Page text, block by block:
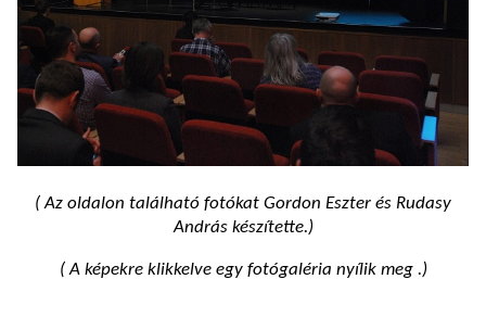
( Az oldalon található fotókat Gordon Eszter és Rudasy
András készítette.)
( A képekre klikkelve egy fotógaléria nyílik meg .)